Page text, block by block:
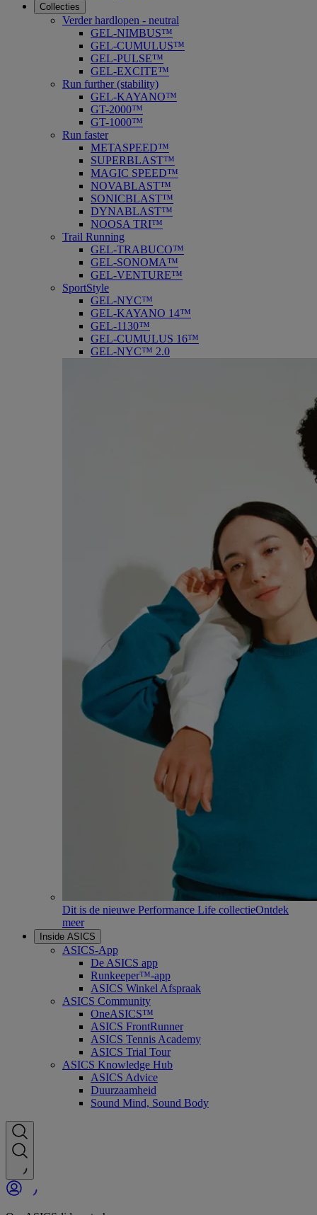
Collecties
Verder hardlopen - neutral
GEL-NIMBUS™
GEL-CUMULUS™
GEL-PULSE™
GEL-EXCITE™
Run further (stability)
GEL-KAYANO™
GT-2000™
GT-1000™
Run faster
METASPEED™
SUPERBLAST™
MAGIC SPEED™
NOVABLAST™
SONICBLAST™
DYNABLAST™
NOOSA TRI™
Trail Running
GEL-TRABUCO™
GEL-SONOMA™
GEL-VENTURE™
SportStyle
GEL-NYC™
GEL-KAYANO 14™
GEL-1130™
GEL-CUMULUS 16™
GEL-NYC™ 2.0
Dit is de nieuwe Performance Life collectieOntdek
meer
Inside ASICS
ASICS-App
De ASICS app
Runkeeper™-app
ASICS Winkel Afspraak
ASICS Community
OneASICS™
ASICS FrontRunner
ASICS Tennis Academy
ASICS Trial Tour
ASICS Knowledge Hub
ASICS Advice
Duurzaamheid
Sound Mind, Sound Body